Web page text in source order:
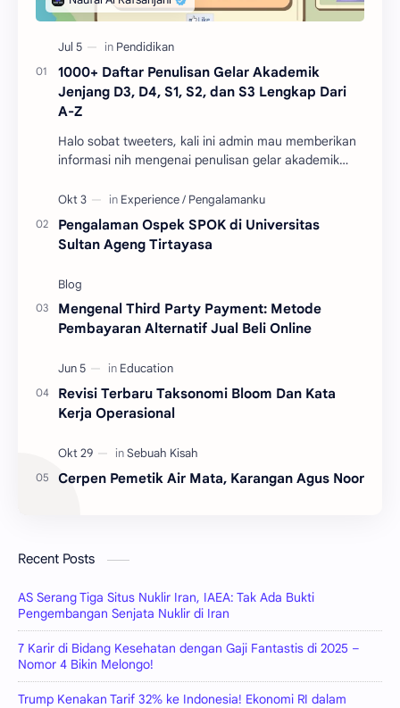
1000+ Daftar Penulisan Gelar Akademik
Jenjang D3, D4, S1, S2, dan S3 Lengkap Dari
A-Z
Halo sobat tweeters, kali ini admin mau memberikan
informasi nih mengenai penulisan gelar akademik
Pengalaman Ospek SPOK di Universitas
Sultan Ageng Tirtayasa
Mengenal Third Party Payment: Metode
Pembayaran Alternatif Jual Beli Online
Revisi Terbaru Taksonomi Bloom Dan Kata
Kerja Operasional
Cerpen Pemetik Air Mata, Karangan Agus Noor
Recent Posts
AS Serang Tiga Situs Nuklir Iran, IAEA: Tak Ada Bukti
Pengembangan Senjata Nuklir di Iran
7 Karir di Bidang Kesehatan dengan Gaji Fantastis di 2025 –
Nomor 4 Bikin Melongo!
Trump Kenakan Tarif 32% ke Indonesia! Ekonomi RI dalam